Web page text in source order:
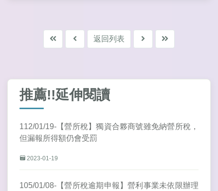
返回列表
推薦!!延伸閱讀
112/01/19-【營所稅】獨資合夥商號雖免納營所稅，
但漏報所得額仍會受罰
2023-01-19
105/01/08-【營所稅逾期申報】營利事業未依限辦理